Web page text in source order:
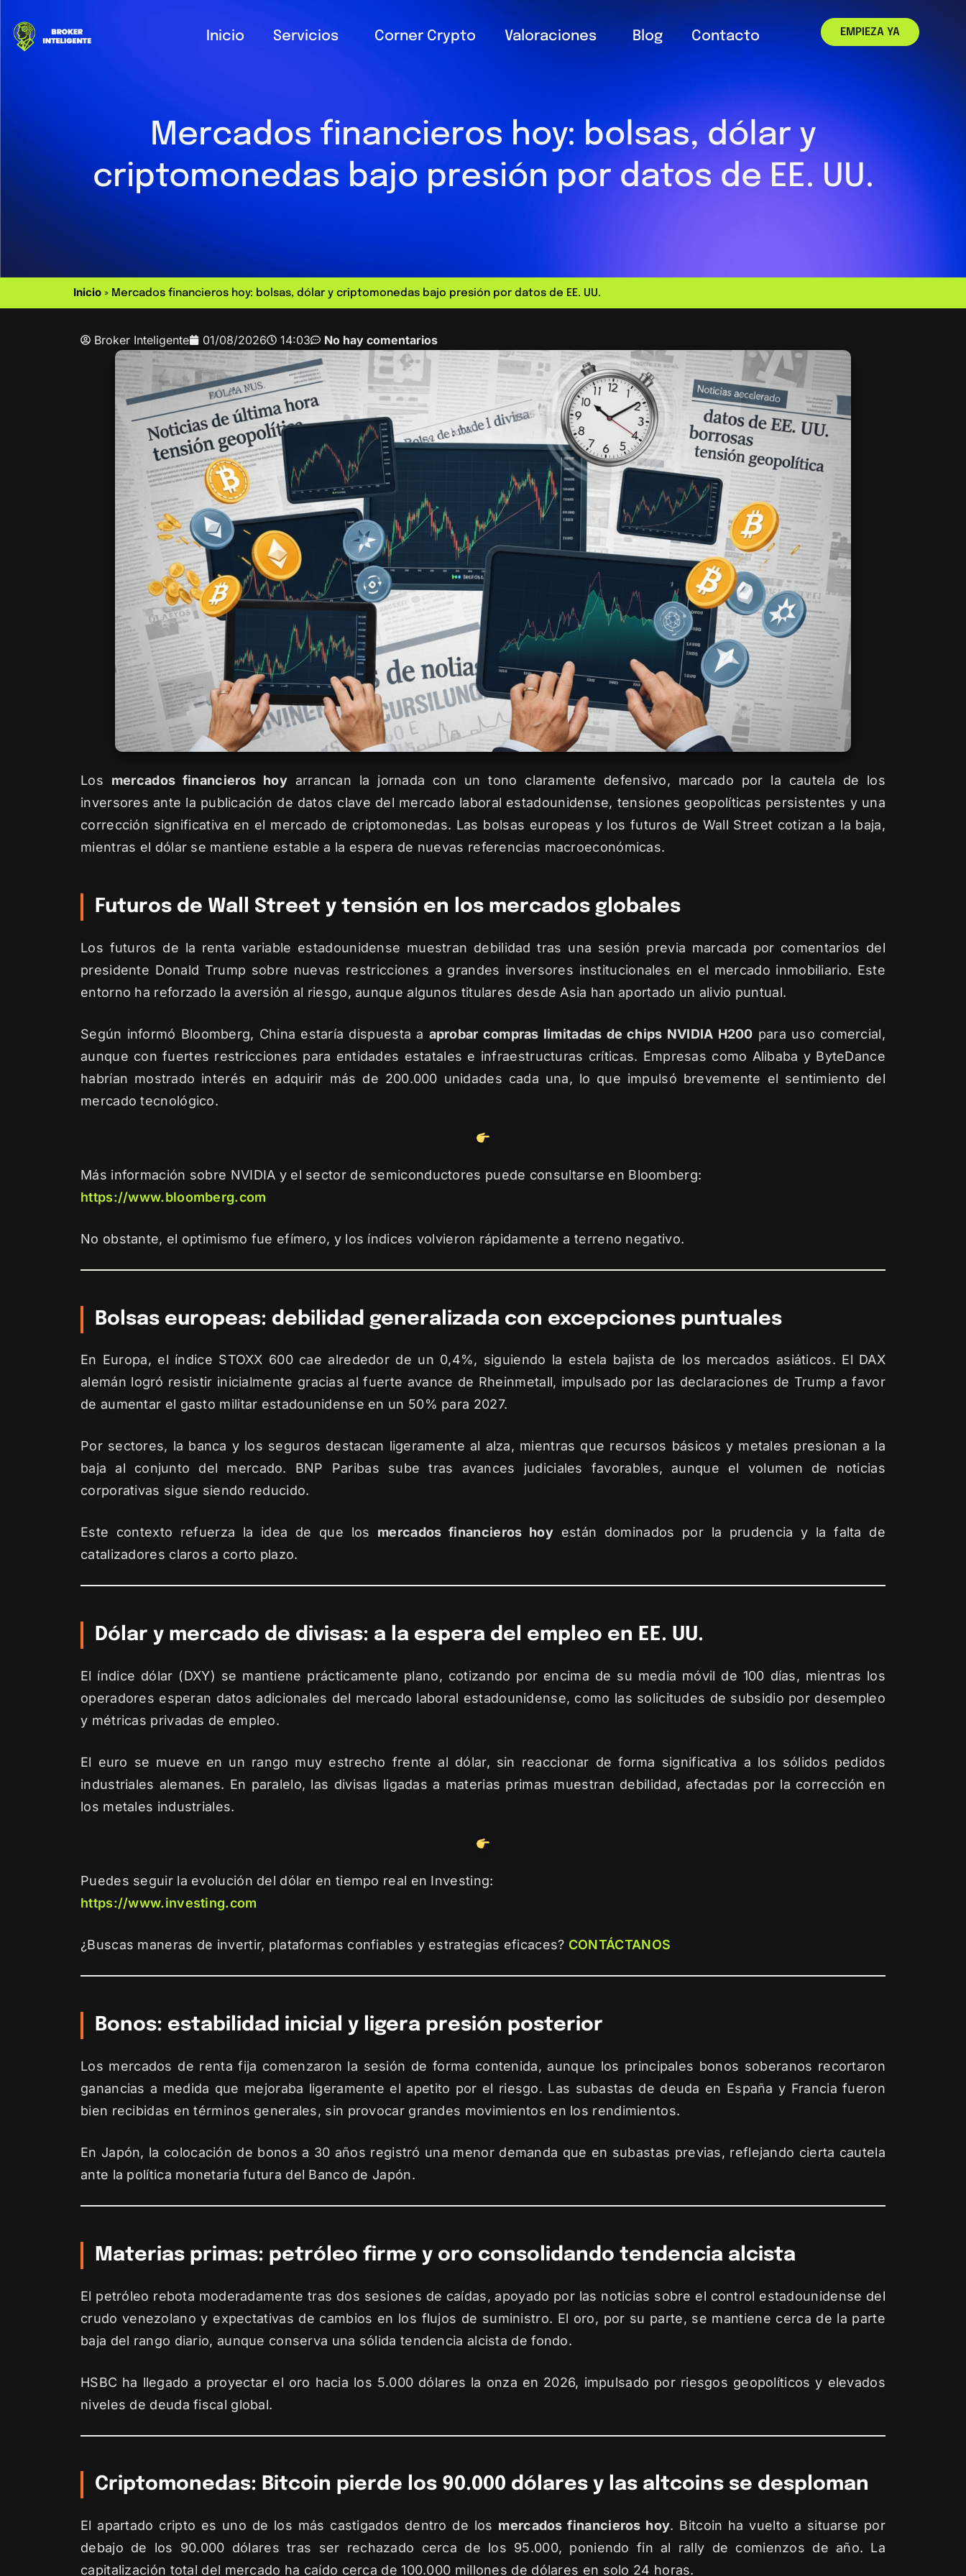
Inicio Servicios Corner Crypto Valoraciones Blog Contacto EMPIEZA YA
Mercados financieros hoy: bolsas, dólar y
criptomonedas bajo presión por datos de EE. UU.
Inicio » Mercados financieros hoy: bolsas, dólar y criptomonedas bajo presión por datos de EE. UU.
Broker Inteligente 01/08/2026 14:03 No hay comentarios
Los mercados financieros hoyarrancan la jornada con un tono claramente defensivo, marcado por la cautela de los
inversores ante la publicación de datos clave del mercado laboral estadounidense, tensiones geopolíticas persistentes y una
corrección significativa en el mercado de criptomonedas. Las bolsas europeas y los futuros de Wall Street cotizan a la baja,
mientras el dólar se mantiene estable a la espera de nuevas referencias macroeconómicas.
Futuros de Wall Street y tensión en los mercados globales
Los futuros de la renta variable estadounidense muestran debilidad tras una sesión previa marcada por comentarios del
presidente Donald Trump sobre nuevas restricciones a grandes inversores institucionales en el mercado inmobiliario. Este
entorno ha reforzado la aversión al riesgo, aunque algunos titulares desde Asia han aportado un alivio puntual.
Según informó Bloomberg, China estaría dispuesta a aprobar compras limitadas de chips NVIDIA H200 para uso comercial,
aunque con fuertes restricciones para entidades estatales e infraestructuras críticas. Empresas como Alibaba y ByteDance
habrían mostrado interés en adquirir más de 200.000 unidades cada una, lo que impulsó brevemente el sentimiento del
mercado tecnológico.
Más información sobre NVIDIA y el sector de semiconductores puede consultarse en Bloomberg:
https://www.bloomberg.com
No obstante, el optimismo fue efímero, y los índices volvieron rápidamente a terreno negativo.
Bolsas europeas: debilidad generalizada con excepciones puntuales
En Europa, el índice STOXX 600 cae alrededor de un 0,4%, siguiendo la estela bajista de los mercados asiáticos. El DAX
alemán logró resistir inicialmente gracias al fuerte avance de Rheinmetall, impulsado por las declaraciones de Trump a favor
de aumentar el gasto militar estadounidense en un 50% para 2027.
Por sectores, la banca y los seguros destacan ligeramente al alza, mientras que recursos básicos y metales presionan a la
baja al conjunto del mercado. BNP Paribas sube tras avances judiciales favorables, aunque el volumen de noticias
corporativas sigue siendo reducido.
Este contexto refuerza la idea de que los mercados financieros hoy están dominados por la prudencia y la falta de
catalizadores claros a corto plazo.
Dólar y mercado de divisas: a la espera del empleo en EE. UU.
El índice dólar (DXY) se mantiene prácticamente plano, cotizando por encima de su media móvil de 100 días, mientras los
operadores esperan datos adicionales del mercado laboral estadounidense, como las solicitudes de subsidio por desempleo
y métricas privadas de empleo.
El euro se mueve en un rango muy estrecho frente al dólar, sin reaccionar de forma significativa a los sólidos pedidos
industriales alemanes. En paralelo, las divisas ligadas a materias primas muestran debilidad, afectadas por la corrección en
los metales industriales.
Puedes seguir la evolución del dólar en tiempo real en Investing:
https://www.investing.com
¿Buscas maneras de invertir, plataformas confiables y estrategias eficaces? CONTÁCTANOS
Bonos: estabilidad inicial y ligera presión posterior
Los mercados de renta fija comenzaron la sesión de forma contenida, aunque los principales bonos soberanos recortaron
ganancias a medida que mejoraba ligeramente el apetito por el riesgo. Las subastas de deuda en España y Francia fueron
bien recibidas en términos generales, sin provocar grandes movimientos en los rendimientos.
En Japón, la colocación de bonos a 30 años registró una menor demanda que en subastas previas, reflejando cierta cautela
ante la política monetaria futura del Banco de Japón.
Materias primas: petróleo firme y oro consolidando tendencia alcista
El petróleo rebota moderadamente tras dos sesiones de caídas, apoyado por las noticias sobre el control estadounidense del
crudo venezolano y expectativas de cambios en los flujos de suministro. El oro, por su parte, se mantiene cerca de la parte
baja del rango diario, aunque conserva una sólida tendencia alcista de fondo.
HSBC ha llegado a proyectar el oro hacia los 5.000 dólares la onza en 2026, impulsado por riesgos geopolíticos y elevados
niveles de deuda fiscal global.
Criptomonedas: Bitcoin pierde los 90.000 dólares y las altcoins se desploman
El apartado cripto es uno de los más castigados dentro de los mercados financieros hoy. Bitcoin ha vuelto a situarse por
debajo de los 90.000 dólares tras ser rechazado cerca de los 95.000, poniendo fin al rally de comienzos de año. La
capitalización total del mercado ha caído cerca de 100.000 millones de dólares en solo 24 horas.